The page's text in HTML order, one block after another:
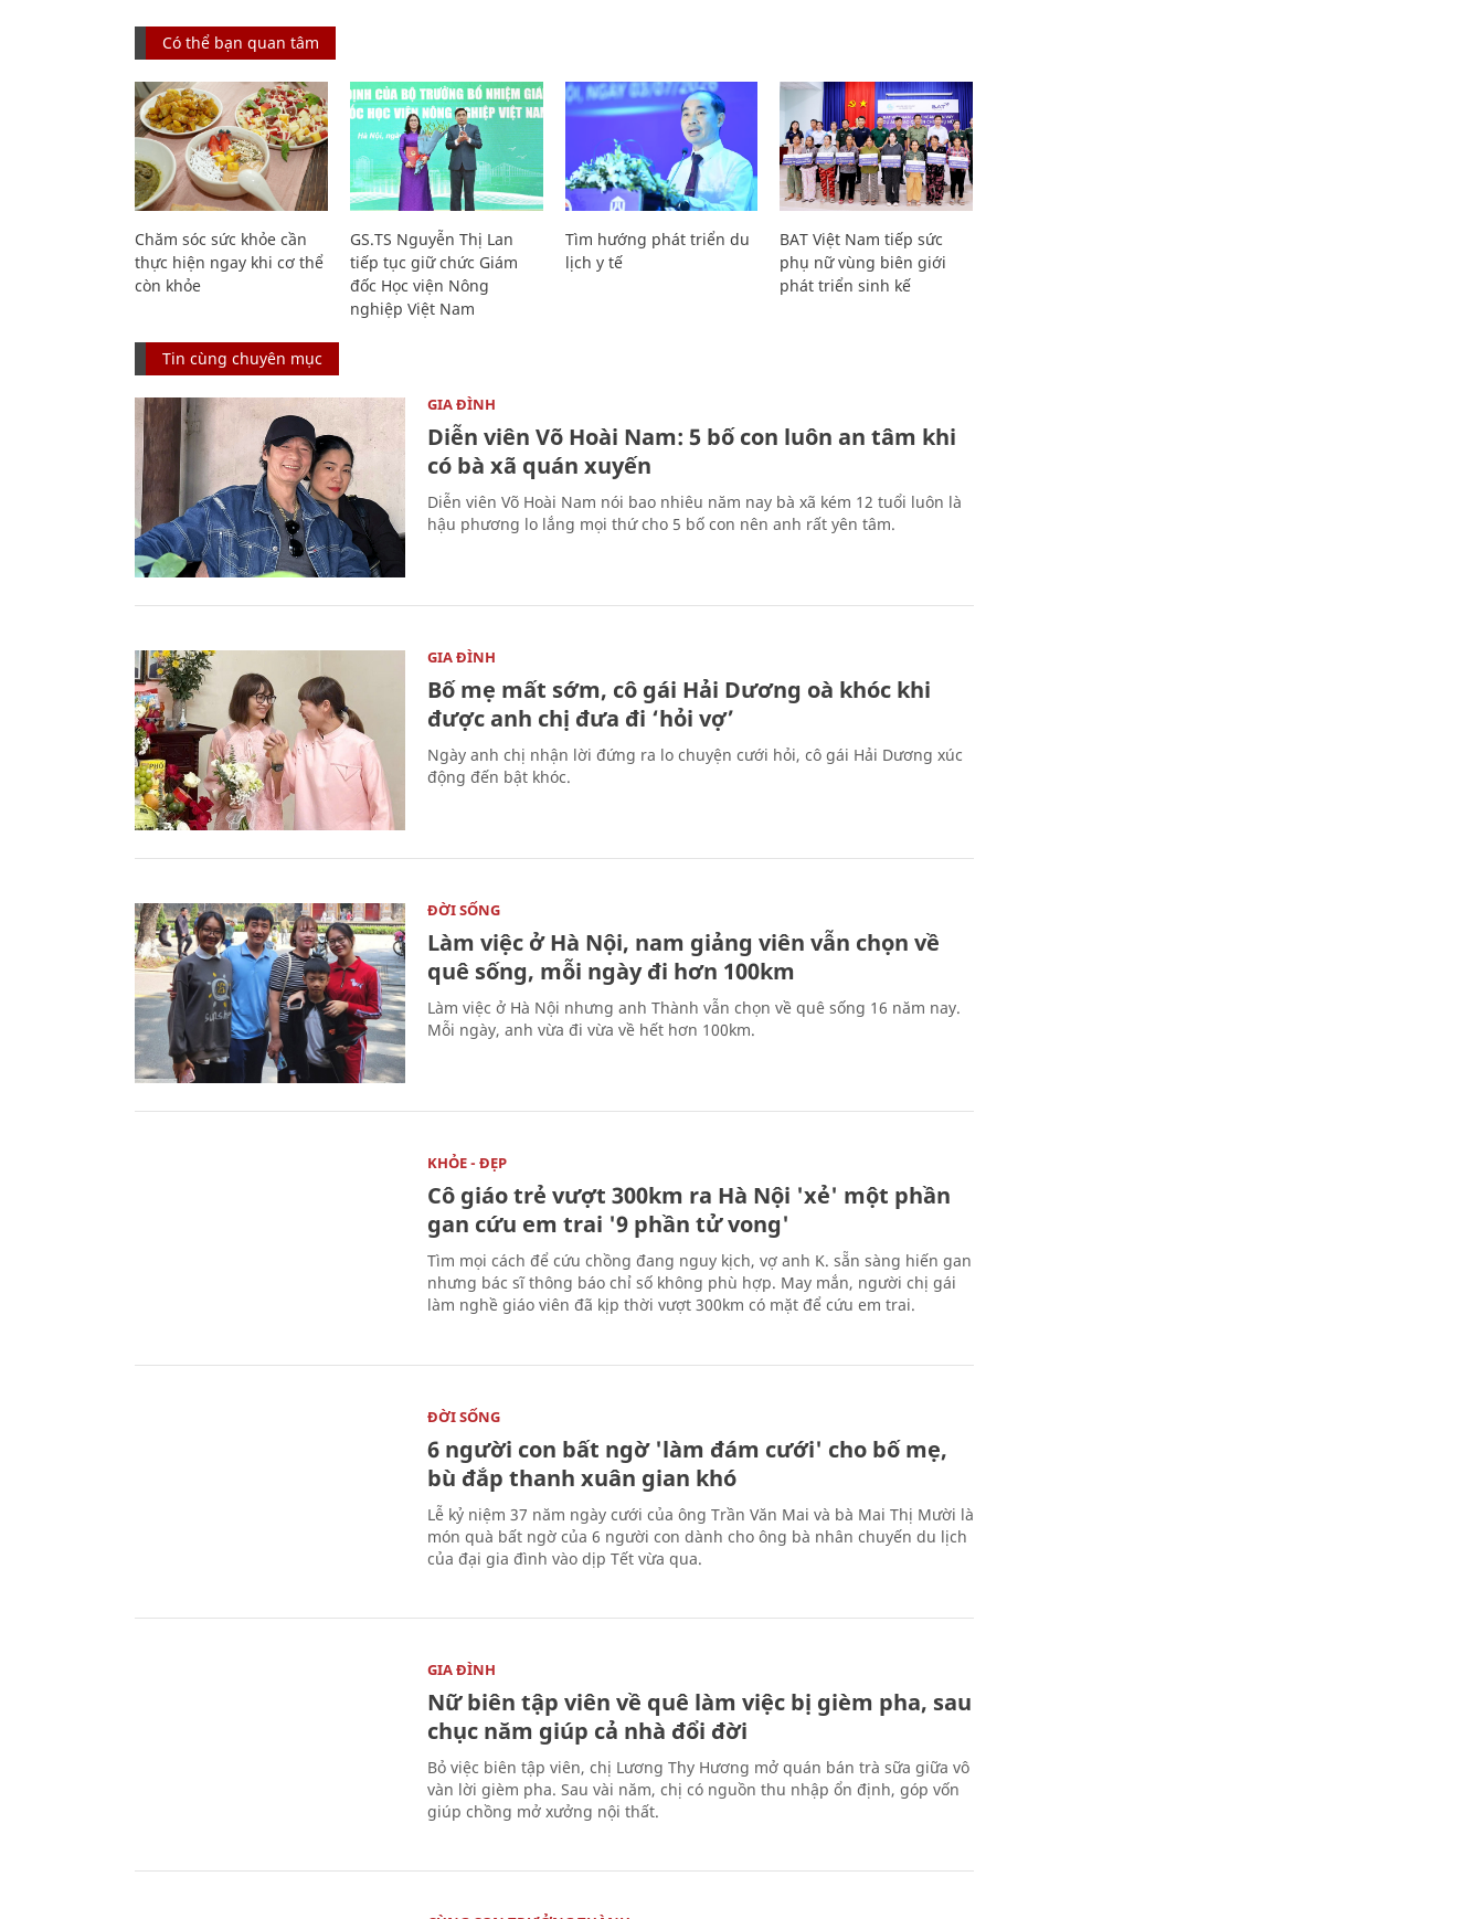
Có thể bạn quan tâm
Chăm sóc sức khỏe cần
thực hiện ngay khi cơ thể
còn khỏe
GS.TS Nguyễn Thị Lan
tiếp tục giữ chức Giám
đốc Học viện Nông
nghiệp Việt Nam
Tìm hướng phát triển du
lịch y tế
BAT Việt Nam tiếp sức
phụ nữ vùng biên giới
phát triển sinh kế
Tin cùng chuyên mục
GIA ĐÌNH
Diễn viên Võ Hoài Nam: 5 bố con luôn an tâm khi
có bà xã quán xuyến
Diễn viên Võ Hoài Nam nói bao nhiêu năm nay bà xã kém 12 tuổi luôn là
hậu phương lo lắng mọi thứ cho 5 bố con nên anh rất yên tâm.
GIA ĐÌNH
Bố mẹ mất sớm, cô gái Hải Dương oà khóc khi
được anh chị đưa đi ‘hỏi vợ’
Ngày anh chị nhận lời đứng ra lo chuyện cưới hỏi, cô gái Hải Dương xúc
động đến bật khóc.
ĐỜI SỐNG
Làm việc ở Hà Nội, nam giảng viên vẫn chọn về
quê sống, mỗi ngày đi hơn 100km
Làm việc ở Hà Nội nhưng anh Thành vẫn chọn về quê sống 16 năm nay.
Mỗi ngày, anh vừa đi vừa về hết hơn 100km.
KHỎE - ĐẸP
Cô giáo trẻ vượt 300km ra Hà Nội 'xẻ' một phần
gan cứu em trai '9 phần tử vong'
Tìm mọi cách để cứu chồng đang nguy kịch, vợ anh K. sẵn sàng hiến gan
nhưng bác sĩ thông báo chỉ số không phù hợp. May mắn, người chị gái
làm nghề giáo viên đã kịp thời vượt 300km có mặt để cứu em trai.
ĐỜI SỐNG
6 người con bất ngờ 'làm đám cưới' cho bố mẹ,
bù đắp thanh xuân gian khó
Lễ kỷ niệm 37 năm ngày cưới của ông Trần Văn Mai và bà Mai Thị Mười là
món quà bất ngờ của 6 người con dành cho ông bà nhân chuyến du lịch
của đại gia đình vào dịp Tết vừa qua.
GIA ĐÌNH
Nữ biên tập viên về quê làm việc bị gièm pha, sau
chục năm giúp cả nhà đổi đời
Bỏ việc biên tập viên, chị Lương Thy Hương mở quán bán trà sữa giữa vô
vàn lời gièm pha. Sau vài năm, chị có nguồn thu nhập ổn định, góp vốn
giúp chồng mở xưởng nội thất.